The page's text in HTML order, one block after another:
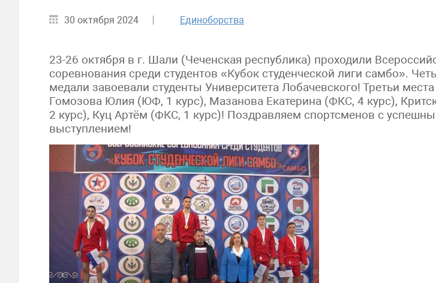
30 октября 2024 Единоборства
23-26 октября в г. Шали (Чеченская республика) проходили
соревнования среди студентов «Кубок студенческой лиги самбо».
медали завоевали студенты Университета Лобачевского! Третьи
Гомозова Юлия (ЮФ, 1 курс), Мазанова Екатерина (ФКС, 4 курс),
2 курс), Куц Артём (ФКС, 1 курс)! Поздравляем спортсменов с
выступлением!